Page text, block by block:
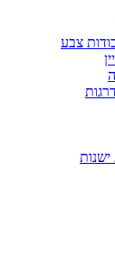
צבע